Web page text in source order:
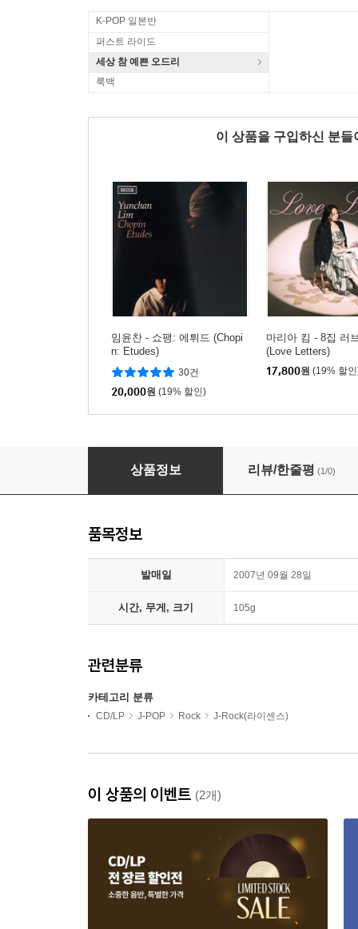
K-POP 일본반
퍼스트 라이드
세상 참 예쁜 오드리
룩백
이 상품을 구입하신 분
임윤찬 - 쇼팽: 에튀드 (Chopi
n: Etudes)
30건
20,000원 (19% 할인)
마리아 킴 - 8집 러
(Love Letters)
17,800원 (19% 할
Swinging Popsicle - Go On
상품정보 리뷰/한줄평 (1/0)
품목정보
발매일 2007년 09월 28일
시간, 무게, 크기 105g
관련분류
카테고리 분류
CD/LP J-POP Rock J-Rock(라이센스)
이 상품의 이벤트 (2개)